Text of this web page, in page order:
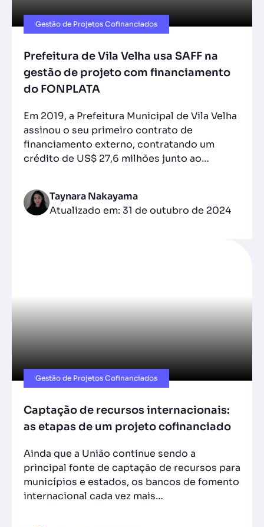
Gestão de Projetos Cofinanciados
Prefeitura de Vila Velha usa SAFF na
gestão de projeto com financiamento
do FONPLATA
Em 2019, a Prefeitura Municipal de Vila Velha
assinou o seu primeiro contrato de
financiamento externo, contratando um
crédito de US$ 27,6 milhões junto ao…
Taynara Nakayama
Atualizado em: 31 de outubro de 2024
Gestão de Projetos Cofinanciados
Captação de recursos internacionais:
as etapas de um projeto cofinanciado
Ainda que a União continue sendo a
principal fonte de captação de recursos para
municípios e estados, os bancos de fomento
internacional cada vez mais…